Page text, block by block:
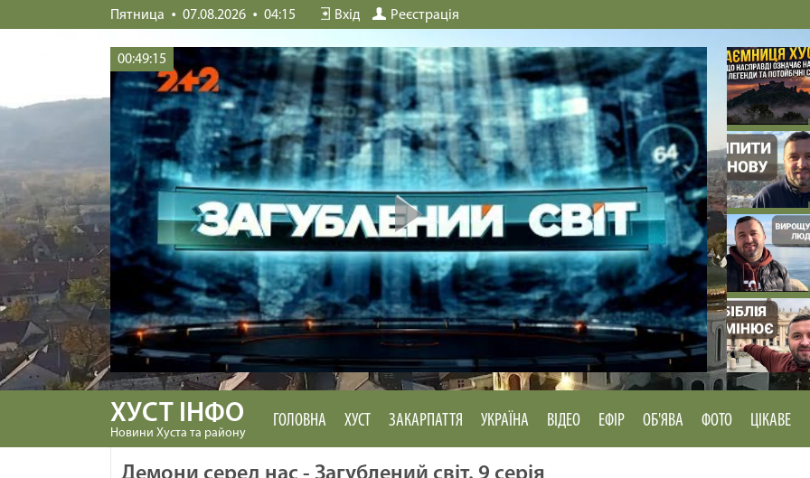
Пятница 07.08.2026 04:15 Вхід Реєстрація
00:49:15
ХУСТ ІНФО
Новини Хуста та району
ГОЛОВНА ХУСТ ЗАКАРПАТТЯ УКРАЇНА ВІДЕО ЕФІР ОБ'ЯВА ФОТО ЦІКАВЕ